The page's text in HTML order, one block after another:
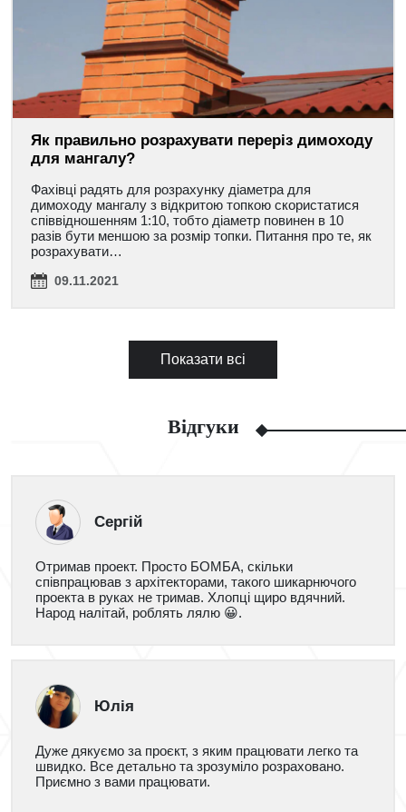
Як правильно розрахувати переріз димоходу
для мангалу?
Фахівці радять для розрахунку діаметра для
димоходу мангалу з відкритою топкою скористатися
співвідношенням 1:10, тобто діаметр повинен в 10
разів бути меншою за розмір топки. Питання про те, як
розрахувати…
09.11.2021
Показати всі
Відгуки
Сергій
Отримав проект. Просто БОМБА, скільки
співпрацював з архітекторами, такого шикарнючого
проекта в руках не тримав. Хлопці щиро вдячний.
Народ налітай, роблять лялю 😀.
Юлія
Дуже дякуємо за проєкт, з яким працювати легко та
швидко. Все детально та зрозуміло розраховано.
Приємно з вами працювати.